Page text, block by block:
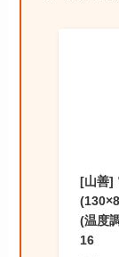
[山善]
(温度
16